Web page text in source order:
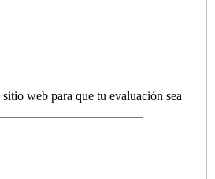
web para que tu evaluación sea